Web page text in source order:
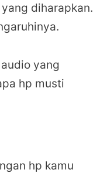
diharapkan.
yang
hp musti
hp kamu